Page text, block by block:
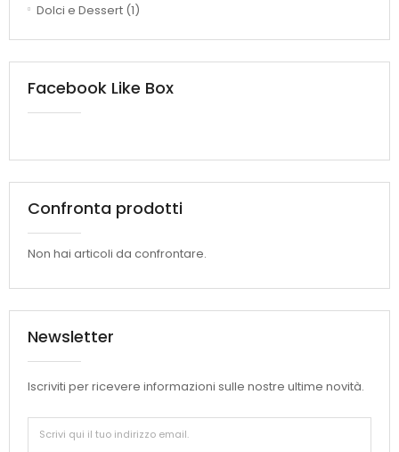
Dolci e Dessert (1)
Facebook Like Box
Confronta prodotti
Non hai articoli da confrontare.
Newsletter
Iscriviti per ricevere informazioni sulle nostre ultime novità.